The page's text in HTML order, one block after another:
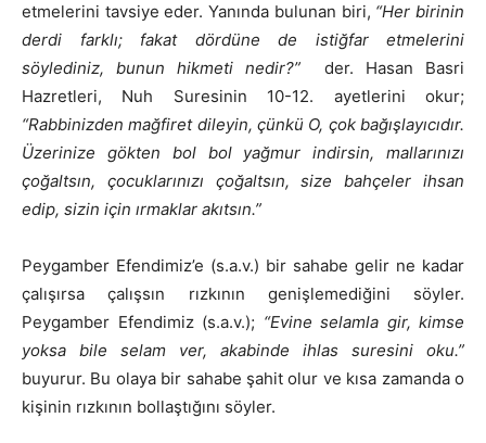
etmelerini tavsiye eder. Yanında bulunan biri, “Her birinin
derdi farklı; fakat dördüne de istiğfar etmelerini
söylediniz, bunun hikmeti nedir?” der. Hasan Basri
Hazretleri, Nuh Suresinin 10-12. ayetlerini okur;
“Rabbinizden mağfiret dileyin, çünkü O, çok bağışlayıcıdır.
Üzerinize gökten bol bol yağmur indirsin, mallarınızı
çoğaltsın, çocuklarınızı çoğaltsın, size bahçeler ihsan
edip, sizin için ırmaklar akıtsın.”
Peygamber Efendimiz’e (s.a.v.) bir sahabe gelir ne kadar
çalışırsa çalışsın rızkının genişlemediğini söyler.
Peygamber Efendimiz (s.a.v.); “Evine selamla gir, kimse
yoksa bile selam ver, akabinde ihlas suresini oku.”
buyurur. Bu olaya bir sahabe şahit olur ve kısa zamanda o
kişinin rızkının bollaştığını söyler.